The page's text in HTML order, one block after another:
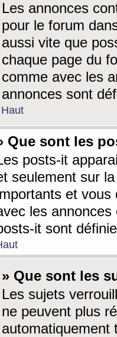
Les annonces
pour le forum
aussi vite que
chaque page du
comme avec les
annonces sont
Haut
Que sont les
posts-it
seulement sur
et vous
les
it sont
» Que sont les
Les sujets
ne peuvent plus
automatiquement